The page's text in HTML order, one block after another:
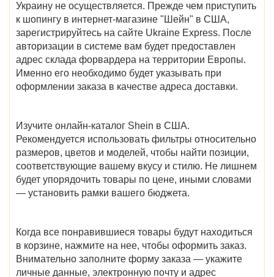
Украину не осуществляется. Прежде чем приступить
к шопингу в интернет-магазине "Шейн" в США,
зарегистрируйтесь на сайте Ukraine Express. После
авторизации в системе вам будет предоставлен
адрес склада форвардера на территории Европы.
Именно его необходимо будет указывать при
оформлении заказа в качестве адреса доставки.
Изучите онлайн-каталог Shein в США.
Рекомендуется использовать фильтры относительно
размеров, цветов и моделей, чтобы найти позиции,
соответствующие вашему вкусу и стилю. Не лишнем
будет упорядочить товары по цене, иными словами
— установить рамки вашего бюджета.
Когда все понравившиеся товары будут находиться
в корзине, нажмите на нее, чтобы оформить заказ.
Внимательно заполните форму заказа — укажите
личные данные, электронную почту и адрес